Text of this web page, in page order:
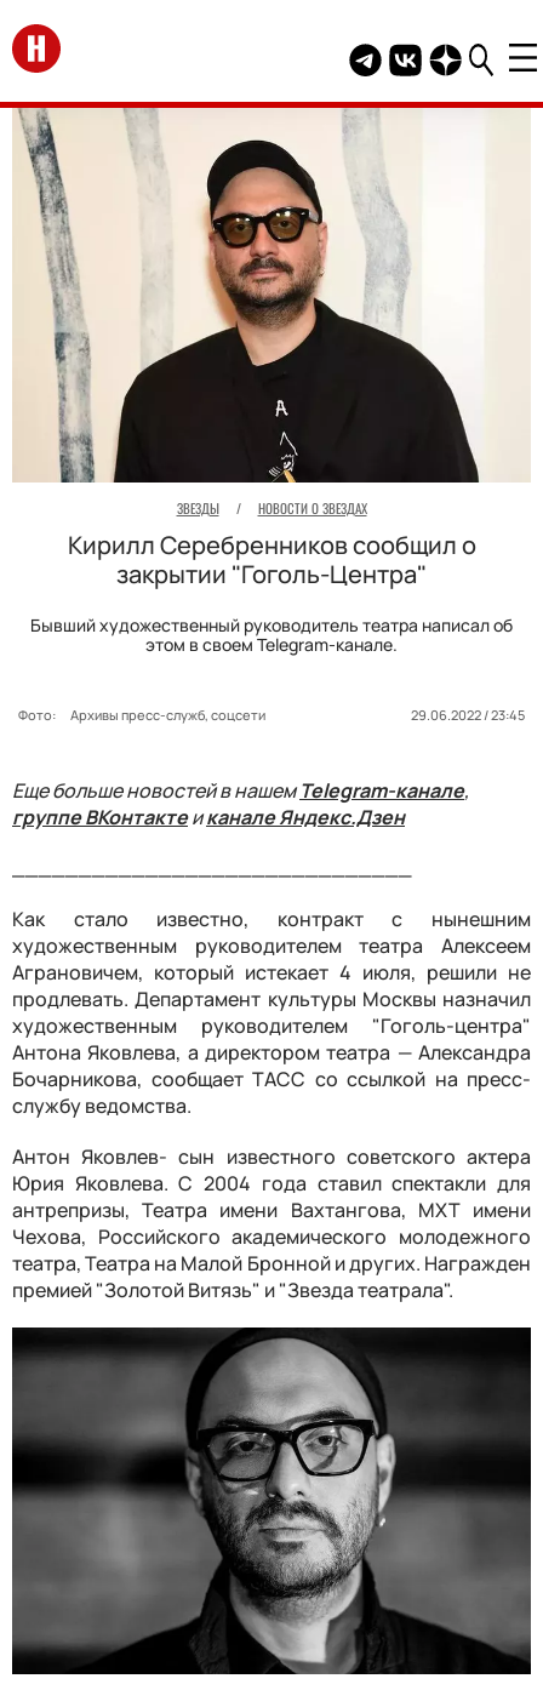
Перейти на главную
Telegram канал
Группа HELLO
Канал
ЗВЕЗДЫ / НОВОСТИ О ЗВЕЗДАХ
Кирилл Серебренников сообщил о
закрытии "Гоголь-Центра"
Бывший художественный руководитель театра написал об
этом в своем Telegram-канале.
Фото: Архивы пресс-служб, соцсети 29.06.2022 / 23:45
Еще больше новостей в нашемTelegram-канале,
группе ВКонтактеиканале Яндекс.Дзен
Как стало известно, контракт с нынешним
художественным руководителем театра Алексеем
Аграновичем, который истекает 4 июля, решили не
продлевать. Департамент культуры Москвы назначил
художественным руководителем "Гоголь-центра"
Антона Яковлева, а директором театра — Александра
Бочарникова, сообщает ТАСС со ссылкой на пресс-
службу ведомства.
Антон Яковлев- сын известного советского актера
Юрия Яковлева. С 2004 года ставил спектакли для
антрепризы, Театра имени Вахтангова, МХТ имени
Чехова, Российского академического молодежного
театра, Театра на Малой Бронной и других. Награжден
премией "Золотой Витязь" и "Звезда театрала".